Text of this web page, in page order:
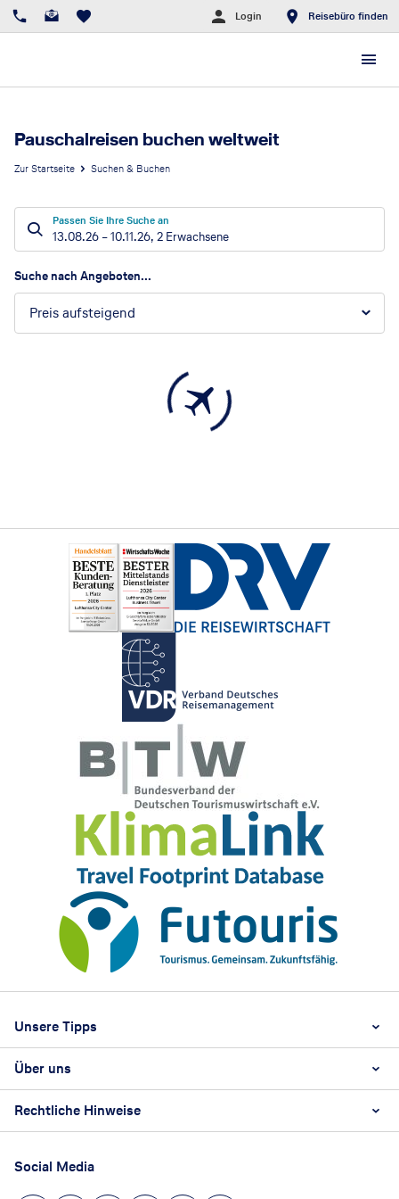
Login Reisebüro finden
Pauschalreisen buchen weltweit
Zur Startseite Suchen & Buchen
Passen Sie Ihre Suche an
13.08.26 –10.11.26, 2 Erwachsene
Suche nach Angeboten...
Preis aufsteigend
Unsere Tipps
Beste Reisezeit
Über uns
Karriere
Reisebüro Franchise-Partner werden
Unsere Unternehmenswerte
Rechtliche Hinweise
AGB
Social Media